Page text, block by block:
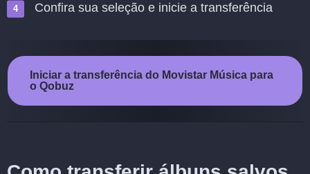
Confira sua seleção e inicie a transferência
Iniciar a transferência do Movistar Música para
o Qobuz